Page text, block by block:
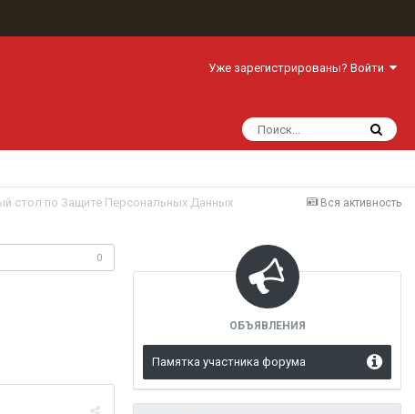
Уже зарегистрированы? Войти
Вся активность
стол по Защите Персональных Данных
0
ОБЪЯВЛЕНИЯ
Памятка участника форума